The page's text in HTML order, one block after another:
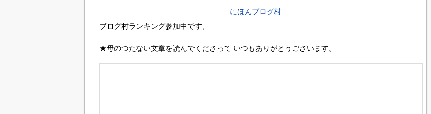
にほんブログ村
ブログ村ランキング参加中です。
★母のつたない文章を読んでくださって いつもありがとうございます。